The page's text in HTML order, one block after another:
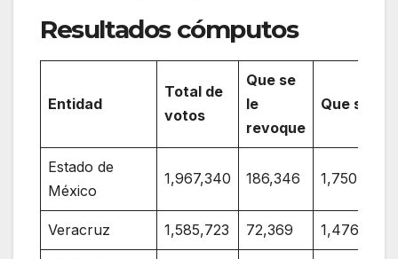
Resultados cómputos
Entidad
Total de
votos
Que se
le
revoque
Que siga
Estado de
México
1,967,340 186,346 1,750,622
Veracruz 1,585,723 72,369 1,476,850